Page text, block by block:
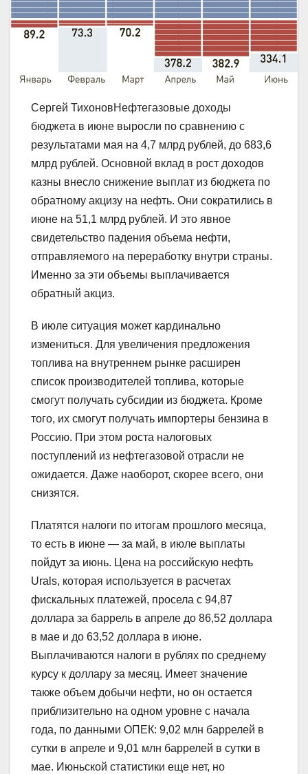
Сергей ТихоновНефтегазовые доходы
бюджета в июне выросли по сравнению с
результатами мая на 4,7 млрд рублей, до 683,6
млрд рублей. Основной вклад в рост доходов
казны внесло снижение выплат из бюджета по
обратному акцизу на нефть. Они сократились в
июне на 51,1 млрд рублей. И это явное
свидетельство падения объема нефти,
отправляемого на переработку внутри страны.
Именно за эти объемы выплачивается
обратный акциз.
В июле ситуация может кардинально
измениться. Для увеличения предложения
топлива на внутреннем рынке расширен
список производителей топлива, которые
смогут получать субсидии из бюджета. Кроме
того, их смогут получать импортеры бензина в
Россию. При этом роста налоговых
поступлений из нефтегазовой отрасли не
ожидается. Даже наоборот, скорее всего, они
снизятся.
Платятся налоги по итогам прошлого месяца,
то есть в июне — за май, в июле выплаты
пойдут за июнь. Цена на российскую нефть
Urals, которая используется в расчетах
фискальных платежей, просела с 94,87
доллара за баррель в апреле до 86,52 доллара
в мае и до 63,52 доллара в июне.
Выплачиваются налоги в рублях по среднему
курсу к доллару за месяц. Имеет значение
также объем добычи нефти, но он остается
приблизительно на одном уровне с начала
года, по данными ОПЕК: 9,02 млн баррелей в
сутки в апреле и 9,01 млн баррелей в сутки в
мае. Июньской статистики еще нет, но